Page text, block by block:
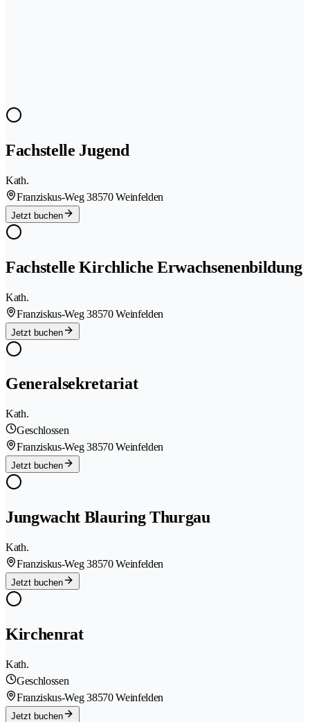
Fachstelle Jugend
Kath.
Franziskus-Weg 38570 Weinfelden
Jetzt buchen
Fachstelle Kirchliche Erwachsenenbildung
Kath.
Franziskus-Weg 38570 Weinfelden
Jetzt buchen
Generalsekretariat
Kath.
Geschlossen
Franziskus-Weg 38570 Weinfelden
Jetzt buchen
Jungwacht Blauring Thurgau
Kath.
Franziskus-Weg 38570 Weinfelden
Jetzt buchen
Kirchenrat
Kath.
Geschlossen
Franziskus-Weg 38570 Weinfelden
Jetzt buchen